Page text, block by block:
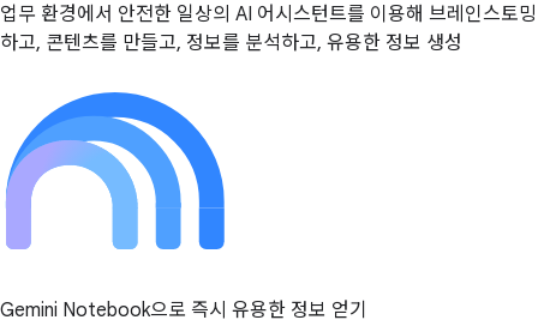
업무 환경에서 안전한 일상의 AI 어시스턴트를 이용해 브레인스토밍
하고, 콘텐츠를 만들고, 정보를 분석하고, 유용한 정보 생성
Gemini Notebook으로 즉시 유용한 정보 얻기